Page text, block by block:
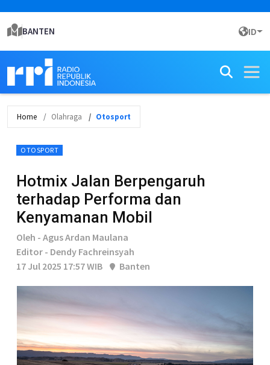
BANTEN ID
Home Olahraga Otosport
OTOSPORT
Hotmix Jalan Berpengaruh
terhadap Performa dan
Kenyamanan Mobil
Oleh - Agus Ardan Maulana
Editor - Dendy Fachreinsyah
17 Jul 2025 17:57 WIB
Banten